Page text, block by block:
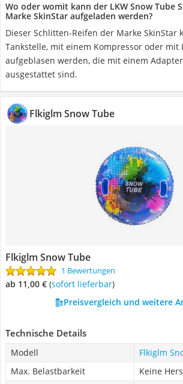
Wo oder womit kann der LKW Snow Tube
Marke SkinStar aufgeladen werden?
Dieser Schlitten-Reifen der Marke SkinStar
Tankstelle, mit einem Kompressor oder mit
aufgeblasen werden, die mit einem
ausgestattet sind.
Flkiglm Snow Tube
Flkiglm Snow Tube
1 Bewertungen
ab 11,00 € ( Sofort lieferbar)
Preisvergleich und weitere
Technische Details
Modell
Flkiglm
Max. Belastbarkeit
Keine